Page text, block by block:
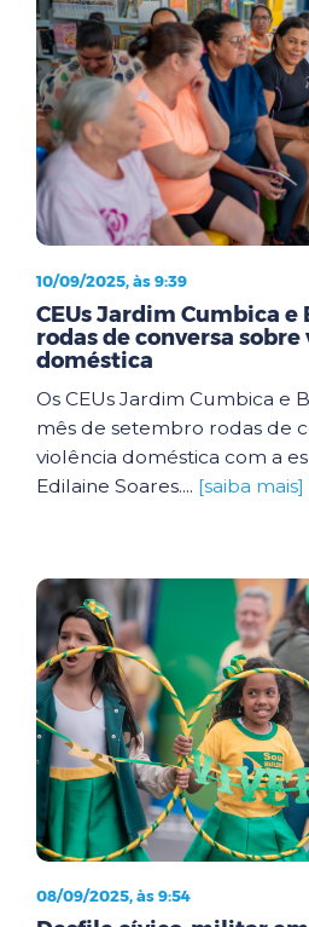
10/09/2025, às 9:39
CEUs Jardim Cumbica
rodas de conversa
doméstica
Os CEUs Jardim Cumbica e
mês de setembro rodas de
violência doméstica com a
Edilaine Soares.... [saiba mais]
08/09/2025, às 9:54